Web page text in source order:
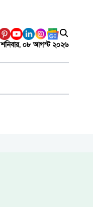
শনিবার, ০৮ আগস্ট ২০২৬